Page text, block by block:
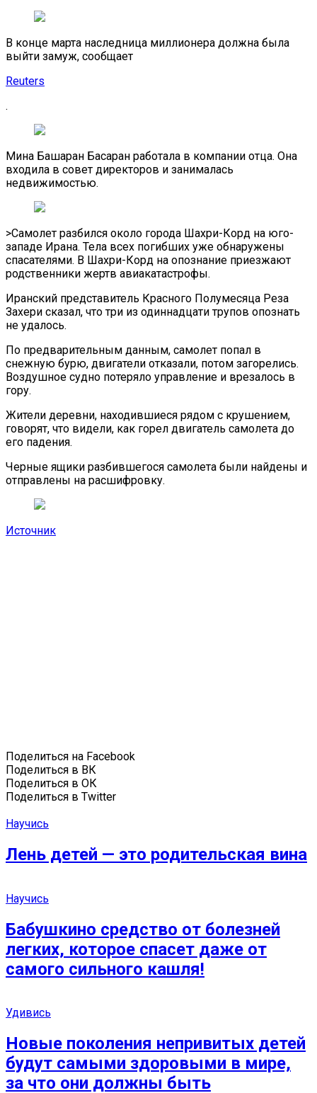
В конце марта наследница миллионера должна была
выйти замуж, сообщает
Reuters
.
Мина Башаран Басаран работала в компании отца. Она
входила в совет директоров и занималась
недвижимостью.
>Самолет разбился около города Шахри-Корд на юго-
западе Ирана. Тела всех погибших уже обнаружены
спасателями. В Шахри-Корд на опознание приезжают
родственники жертв авиакатастрофы.
Иранский представитель Красного Полумесяца Реза
Захери сказал, что три из одиннадцати трупов опознать
не удалось.
По предварительным данным, самолет попал в
снежную бурю, двигатели отказали, потом загорелись.
Воздушное судно потеряло управление и врезалось в
гору.
Жители деревни, находившиеся рядом с крушением,
говорят, что видели, как горел двигатель самолета до
его падения.
Черные ящики разбившегося самолета были найдены и
отправлены на расшифровку.
Источник
Поделиться на Facebook
Поделиться в ВК
Поделиться в ОК
Поделиться в Twitter
Научись
Лень детей — это родительская вина
Научись
Бабушкино средство от болезней
легких, которое спасет даже от
самого сильного кашля!
Удивись
Новые поколения непривитых детей
будут самыми здоровыми в мире,
за что они должны быть